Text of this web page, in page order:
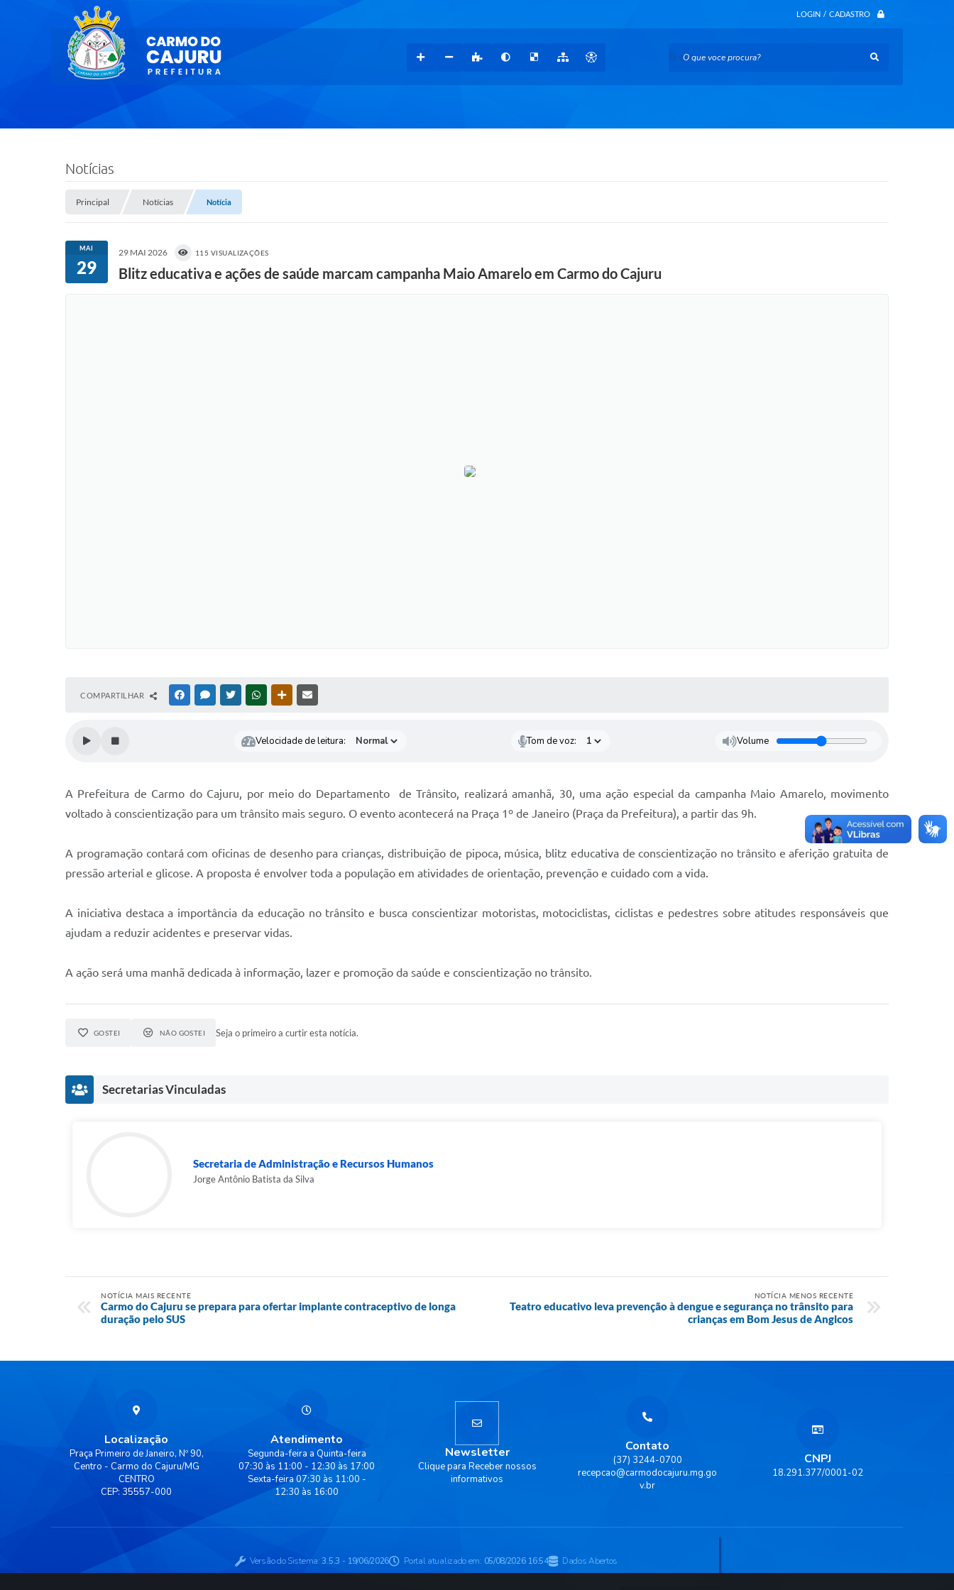
LOGIN / CADASTRO
O que voce procura?
Notícias
Principal Notícias Notícia
MAI
29
29 MAI 2026 115 VISUALIZAÇÕES
Blitz educativa e ações de saúde marcam campanha Maio Amarelo em Carmo do Cajuru
COMPARTILHAR FACEBOOKMESSENGER
TWITTERWHATSAPPOUTRAS MÍDIAS
Velocidade de leitura: Tom de voz: Volume
A Prefeitura de Carmo do Cajuru, por meio do Departamento de Trânsito, realizará amanhã, 30, uma ação especial da campanha Maio Amarelo, movimento
voltado à conscientização para um trânsito mais seguro. O evento acontecerá na Praça 1º de Janeiro (Praça da Prefeitura), a partir das 9h.
A programação contará com oficinas de desenho para crianças, distribuição de pipoca, música, blitz educativa de conscientização no trânsito e aferição gratuita de
pressão arterial e glicose. A proposta é envolver toda a população em atividades de orientação, prevenção e cuidado com a vida.
A iniciativa destaca a importância da educação no trânsito e busca conscientizar motoristas, motociclistas, ciclistas e pedestres sobre atitudes responsáveis que
ajudam a reduzir acidentes e preservar vidas.
A ação será uma manhã dedicada à informação, lazer e promoção da saúde e conscientização no trânsito.
GOSTEI NÃO GOSTEI Seja o primeiro a curtir esta notícia.
Secretarias Vinculadas
Secretaria de Administração e Recursos Humanos
Jorge Antônio Batista da Silva
NOTÍCIA MAIS RECENTE
Carmo do Cajuru se prepara para ofertar implante contraceptivo de longa
duração pelo SUS
NOTÍCIA MENOS RECENTE
Teatro educativo leva prevenção à dengue e segurança no trânsito para
crianças em Bom Jesus de Angicos
Localização
Praça Primeiro de Janeiro, Nº 90,
Centro - Carmo do Cajuru/MG
CENTRO
CEP: 35557-000
Contato
(37) 3244-0700
recepcao@carmodocajuru.mg.go
v.br
Atendimento
Segunda-feira a Quinta-feira
07:30 às 11:00 - 12:30 às 17:00
Sexta-feira 07:30 às 11:00 -
12:30 às 16:00
CNPJ
18.291.377/0001-02
Newsletter
Clique para Receber nossos
informativos
Versão do Sistema:3.5.3 - 19/06/2026 Portal atualizado em: 05/08/2026 16:54 Dados Abertos